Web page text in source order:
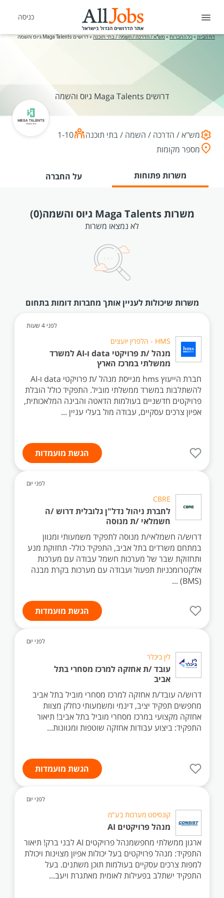
כניסה
דף הבית »כל החברות » מש"א / הדרכה / השמה / בתי תוכנה»דרושים Maga Talents גיוס והשמה
דרושים Maga Talents גיוס והשמה
מש"א / הדרכה / השמה / בתי תוכנה
1-10
מספר מקומות
משרות פתוחות על החברה
משרות Maga Talents גיוס והשמה (0)
לא נמצאו משרות
משרות שיכולות לעניין אותך מחברות דומות בתחום
לפני 4 שעות
HMS - הלפרין יועצים
מנהל /ת פרויקטי data ו-AI למשרד
ממשלתי במרכז הארץ
חברת הייעוץ hms מגייסת מנהל /ת פרויקטי data ו-AI
להשתלבות במשרד ממשלתי מוביל. התפקיד כולל הובלת
פרויקטים חדשניים בעולמות הדאטה והבינה המלאכותית,
אפיון צרכים עסקיים, עבודה מול בעלי עניין ...
הגשת מועמדות
לפני יום
CBRE
לחברת ניהול נדל"ן גלובלית דרוש /ה
חשמלאי /ת מנוסה
דרוש/ה חשמלאי/ת מנוסה לתפקיד משמעותי ומגוון
במתחם משרדים בתל אביב, התפקיד כולל- תחזוקת מנע
ותחזוקת שבר של מערכות חשמל עבודה עם מערכות
אלקטרומכניות תפעול ועבודה עם מערכות בקרת מבנה
(BMS) ...
הגשת מועמדות
לפני יום
לין ביכלר
עובד /ת אחזקה למרכז מסחרי בתל
אביב
דרוש/ה עובד/ת אחזקה למרכז מסחרי מוביל בתל אביב
מחפשים תפקיד יציב, דינמי ומשמעותי כחלק מצוות
אחזקה מקצועי במרכז מסחרי מוביל בתל אביב! תיאור
התפקיד: ביצוע עבודות אחזקה שוטפות ומגוונות...
הגשת מועמדות
לפני יום
קונסיסט מערכות בע"מ
מנהל פרויקטים AI
ארגון ממשלתי מחפשמנהל פרויקטים AI לבני ברק! תיאור
התפקיד: מנהל פרויקטים בעל יכולות אפיון מצוינות ויכולת
למפות צרכים עסקיים בעולמות תוכן משתנים. בעל
התפקיד ישתלב בפעילות לאומית מאתגרת ויעב...